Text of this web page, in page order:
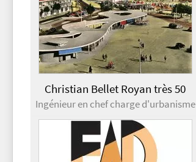
Christian Bellet Royan très 50
Ingénieur en chef charge d'urbanisme